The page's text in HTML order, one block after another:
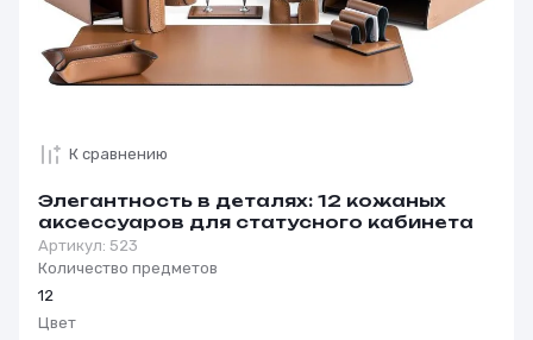
Элегантность в деталях: 12 кожаных
аксессуаров для статусного кабинета
Артикул: 523
Количество предметов
12
Цвет
К сравнению